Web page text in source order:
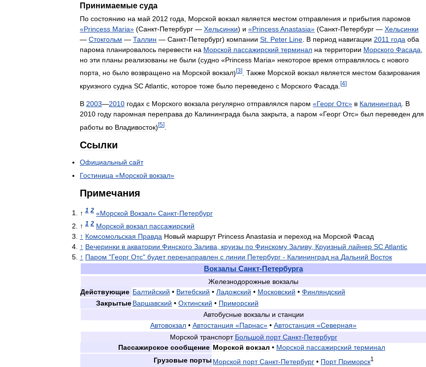
Принимаемые суда
По состоянию на май 2012 года Морской вокзал является местом отправления и прибытия паромов
«Princess Maria» (Санкт-Петербург — Хельсинки) и «PrincessAnastasia» (Санкт-Петербург — Хельсинки
— Стокгольм — Таллин — Санкт-Петербург) компании St Peter Line В период навигации 2011 года оба
парома планировалось перевести на Морской пассажирский терминал на территории Морского Фасада
но эти планы реализованы не были (судно «Princess Maria» некоторое время отправлялось с нового
порта но было возвращено на Морской вокзал)[3] Также Морской вокзал является местом базирования
круизного судна SCAtlantic которое тоже было переведено с Морского Фасада [4]
В 2003—2010 годах с Морского вокзала регулярно отправлялся паром «Георг Отс» в Калининград
В
2010 году паромная переправа до Калининграда была закрыта а паром «Георг Отс» был переведен для
работы во Владивосток)[5]
Ссылки
Официальный сайт
Гостиница «Морской вокзал»
Примечания
↑ 1 2 «Морской Вокзал» Санкт-Петербург
↑ 1 2 Морской вокзал пассажирский
↑ Комсомольская Правда Новый маршрут PrincessAnastasia и переход на Морской Фасад
↑ Вечеринки в акватории Финского Залива круизы по Финскому Заливу, Круизный лайнер SCAtlantic
↑ Паром "Георг Отс" будет перенаправлен с линии Петербург - Калининград на Дальний Восток
Вокзалы Санкт-Петербурга
Железнодорожные вокзалы
Действующие Балтийский • Витебский • Ладожский • Московский • Финляндский
ЗакрытыеВаршавский • Охтинский • Приморский
Автобусные вокзалы и станции
Автовокзал • Автостанция «Парнас» • Автостанция «Северная»
Морской транспорт Большой порт Санкт-Петербург
Пассажирское сообщение Морской вокзал • Морской пассажирский терминал
Грузовые порты Морской порт Санкт-Петербург • Порт Приморск1